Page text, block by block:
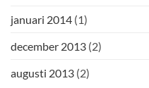
januari 2014 (1)
december 2013 (2)
augusti 2013 (2)